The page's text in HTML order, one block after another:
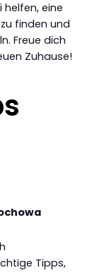
helfen, eine
finden und
Freue dich
Zuhause!
Tipps,